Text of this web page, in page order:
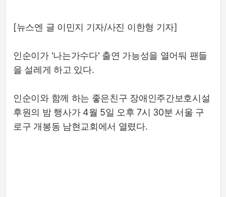
[뉴스엔 글 이민지 기자/사진 이한형 기자]
인순이가 '나는가수다' 출연 가능성을 열어둬 팬들
을 설레게 하고 있다.
인순이와 함께 하는 좋은친구 장애인주간보호시설
후원의 밤 행사가 4월 5일 오후 7시 30분 서울 구
로구 개봉동 남현교회에서 열렸다.